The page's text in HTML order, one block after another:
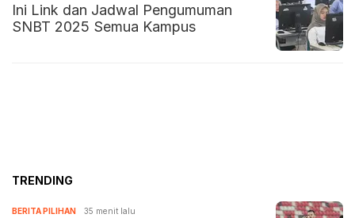
Ini Link dan Jadwal Pengumuman
SNBT 2025 Semua Kampus
TRENDING
BERITA PILIHAN 35 menit lalu